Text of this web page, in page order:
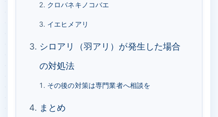
クロバネキノコバエ
イエヒメアリ
シロアリ（羽アリ）が発生した場合
の対処法
その後の対策は専門業者へ相談を
まとめ